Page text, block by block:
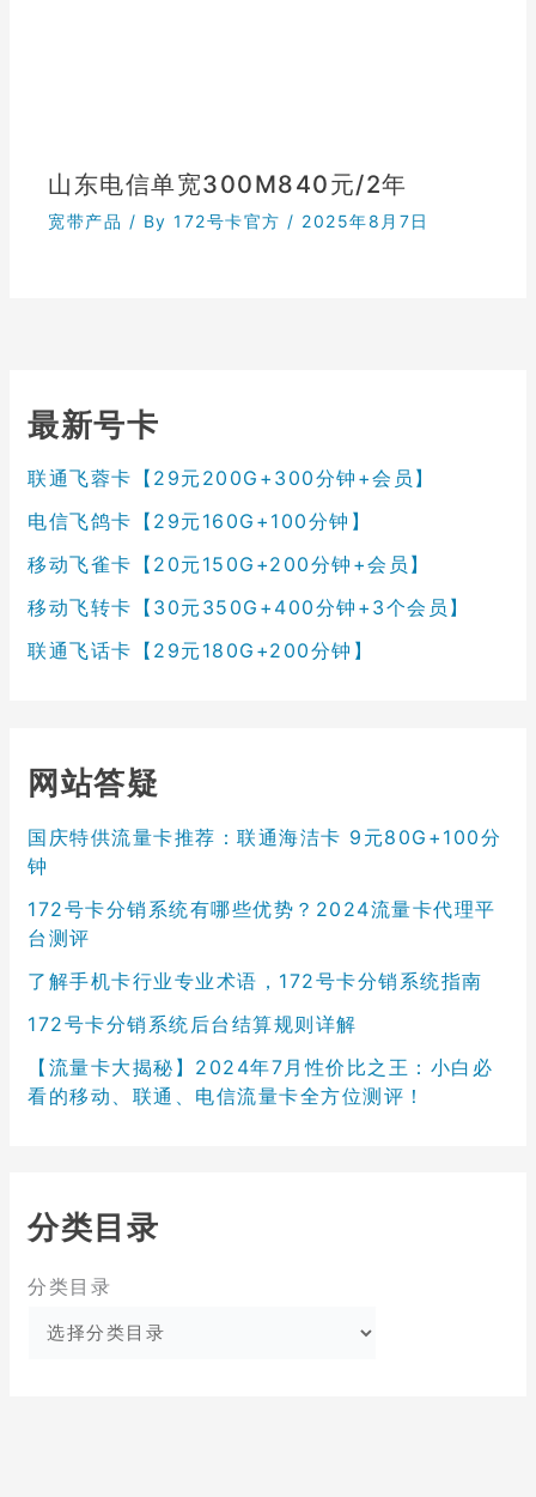
山东电信单宽300M840元/2年
宽带产品 / By172号卡官方 / 2025年8月7日
最新号卡
联通飞蓉卡【29元200G+300分钟+会员】
电信飞鸽卡【29元160G+100分钟】
移动飞雀卡【20元150G+200分钟+会员】
移动飞转卡【30元350G+400分钟+3个会员】
联通飞话卡【29元180G+200分钟】
网站答疑
国庆特供流量卡推荐：联通海洁卡 9元80G+100分
钟
172号卡分销系统有哪些优势？2024流量卡代理平
台测评
了解手机卡行业专业术语，172号卡分销系统指南
172号卡分销系统后台结算规则详解
【流量卡大揭秘】2024年7月性价比之王：小白必
看的移动、联通、电信流量卡全方位测评！
分类目录
分类目录